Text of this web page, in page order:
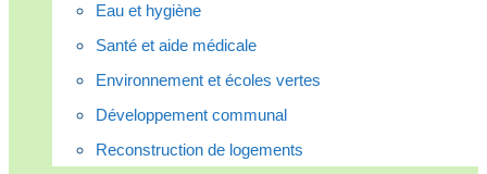
Eau et hygiène
Santé et aide médicale
Environnement et écoles vertes
Développement communal
Reconstruction de logements